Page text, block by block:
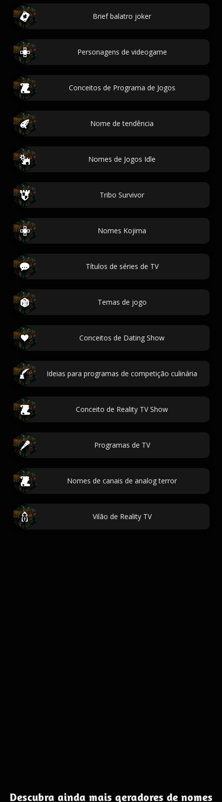
Brief balatro joker
Personagens de videogame
Conceitos de Programa de Jogos
Nome de tendência
Nomes de Jogos Idle
Tribo Survivor
Nomes Kojima
Títulos de séries de TV
Temas de jogo
Conceitos de Dating Show
Ideias para programas de competição culinária
Conceito de Reality TV Show
Programas de TV
Nomes de canais de analog terror
Vilão de Reality TV
Descubra ainda mais geradores de nomes